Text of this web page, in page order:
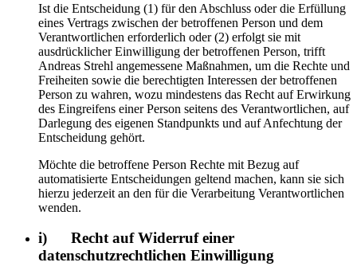
Ist die Entscheidung (1) für den Abschluss oder die Erfüllung
eines Vertrags zwischen der betroffenen Person und dem
Verantwortlichen erforderlich oder (2) erfolgt sie mit
ausdrücklicher Einwilligung der betroffenen Person, trifft
Andreas Strehl angemessene Maßnahmen, um die Rechte und
Freiheiten sowie die berechtigten Interessen der betroffenen
Person zu wahren, wozu mindestens das Recht auf Erwirkung
des Eingreifens einer Person seitens des Verantwortlichen, auf
Darlegung des eigenen Standpunkts und auf Anfechtung der
Entscheidung gehört.
Möchte die betroffene Person Rechte mit Bezug auf
automatisierte Entscheidungen geltend machen, kann sie sich
hierzu jederzeit an den für die Verarbeitung Verantwortlichen
wenden.
i) Recht auf Widerruf einer
datenschutzrechtlichen Einwilligung